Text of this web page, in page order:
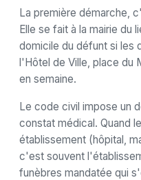
La première démarche,
Elle se fait à la mairie du
domicile du défunt si les
l'Hôtel de Ville, place du
en semaine.
Le code civil impose un
constat médical. Quand
établissement (hôpital,
c'est souvent
funèbres mandatée qui